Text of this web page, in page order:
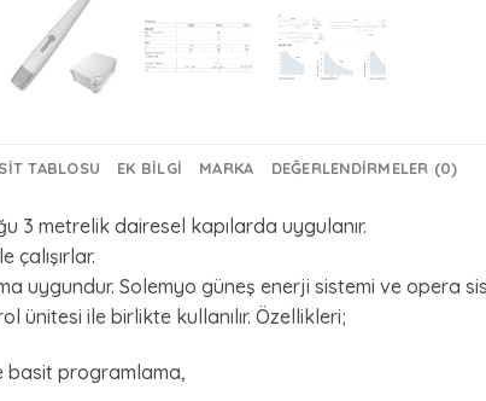
TABLOSU EK BILGI MARKA DEĞERLENDIRMELER (0)
3 metrelik dairesel kapılarda uygulanır.
çalışırlar.
uygundur. Solemyo güneş enerji sistemi ve opera
ünitesi ile birlikte kullanılır. Özellikleri;
basit programlama,